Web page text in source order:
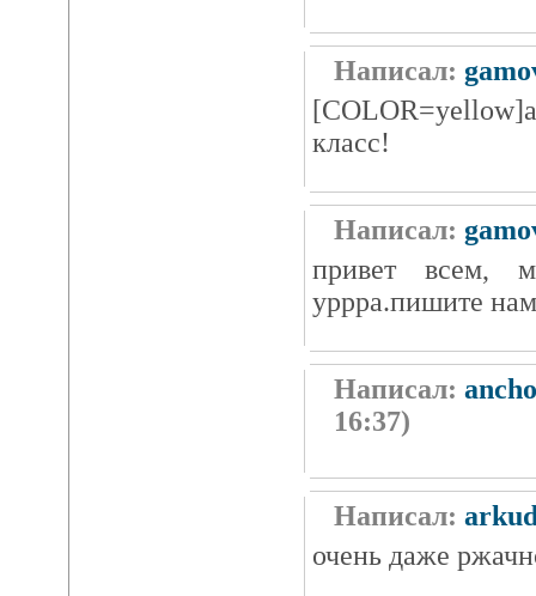
Написал:
класс!
Написал:
привет всем,
уррра.пишите
Написал:
16:37)
Написал:
очень даже